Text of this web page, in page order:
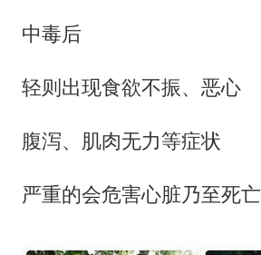
中毒后
轻则出现食欲不振、恶心
腹泻、肌肉无力等症状
严重的会危害心脏乃至死亡